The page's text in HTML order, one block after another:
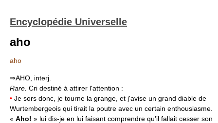
Encyclopédie Universelle
aho
aho
⇒AHO, interj.
Rare. Cri destiné à attirer l'attention :
• Je sors donc, je tourne la grange, et j'avise un grand diable de
Wurtembergeois qui tirait la poutre avec un certain enthousiasme.
« Aho! » lui dis-je en lui faisant comprendre qu'il fallait cesser son